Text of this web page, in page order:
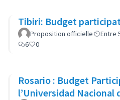
Tibiri: Budget
Proposition officielle
Entre
6
0
Rosario : Budget
l’Universidad Nacional